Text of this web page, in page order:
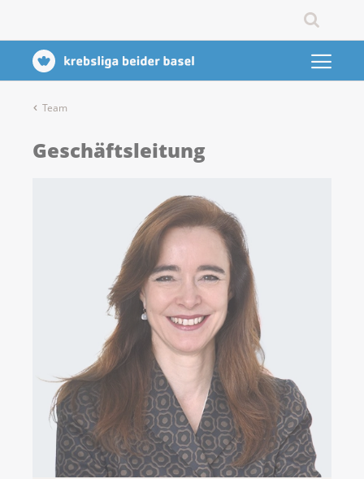
Team
Geschäftsleitung